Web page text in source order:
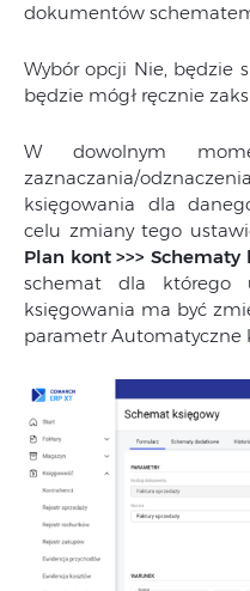
dokumentów
Wybór opcji Nie, będzie
będzie mógł ręcznie
W dowolnym
zaznaczania/
księgowania dla
celu zmiany tego
Plan kont >>> Schematy
schemat dla którego
księgowania ma być
parametr Automatyczne